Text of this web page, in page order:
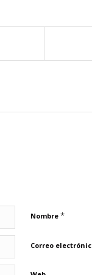
Nombre *
Correo